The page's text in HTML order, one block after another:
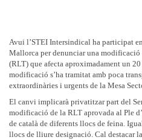
Avui l’STEI Intersindical ha participat
Mallorca per denunciar una
(RLT) que afecta aproximadament un
modificació s’ha tramitat amb poca
extraordinàries i urgents de la Mesa
El canvi implicarà privatitzar part del
modificació de la RLT aprovada al Ple
de català de diferents llocs de feina.
llocs de lliure designació. Cal destacar